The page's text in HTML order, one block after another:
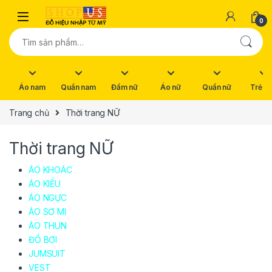
Skip to navigation
Skip to content
0
Tìm kiếm:
Áo nam Quần nam Đầm nữ Áo nữ Quần nữ Trẻ
Trang chủ Thời trang NỮ
Thời trang NỮ
ÁO KHOÁC
ÁO KIỂU
ÁO NGỰC
ÁO SƠ MI
ÁO THUN
ĐỒ BƠI
JUMSUIT
VEST